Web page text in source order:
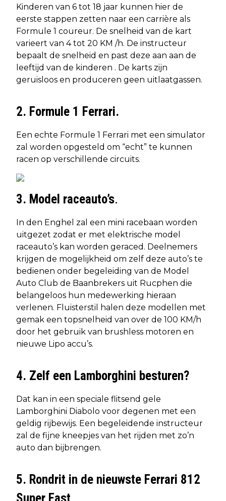
Kinderen van 6 tot 18 jaar kunnen hier de
eerste stappen zetten naar een carrière als
Formule 1 coureur. De snelheid van de kart
varieert van 4 tot 20 KM /h. De instructeur
bepaalt de snelheid en past deze aan aan de
leeftijd van de kinderen . De karts zijn
geruisloos en produceren geen uitlaatgassen.
2. Formule 1 Ferrari.
Een echte Formule 1 Ferrari met een simulator
zal worden opgesteld om “echt” te kunnen
racen op verschillende circuits.
3. Model raceauto’s.
In den Enghel zal een mini racebaan worden
uitgezet zodat er met elektrische model
raceauto’s kan worden geraced. Deelnemers
krijgen de mogelijkheid om zelf deze auto’s te
bedienen onder begeleiding van de Model
Auto Club de Baanbrekers uit Rucphen die
belangeloos hun medewerking hieraan
verlenen. Fluisterstil halen deze modellen met
gemak een topsnelheid van over de 100 KM/h
door het gebruik van brushless motoren en
nieuwe Lipo accu’s.
4. Zelf een Lamborghini besturen?
Dat kan in een speciale flitsend gele
Lamborghini Diabolo voor degenen met een
geldig rijbewijs. Een begeleidende instructeur
zal de fijne kneepjes van het rijden met zo’n
auto dan bijbrengen.
5. Rondrit in de nieuwste Ferrari 812